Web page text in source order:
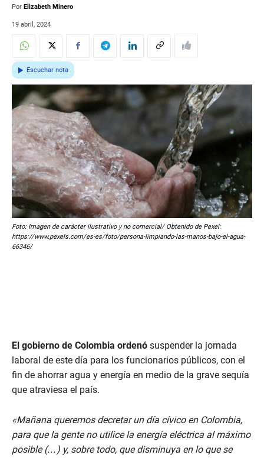
Por Elizabeth Minero
19 abril, 2024
Escuchar nota
Foto: Imagen de carácter ilustrativo y no comercial/ Obtenido de Pexel:
https://www.pexels.com/es-es/foto/persona-limpiando-las-manos-bajo-el-agua-
66346/
El gobierno de Colombia ordenó suspender la jornada
laboral de este día para los funcionarios públicos, con el
fin de ahorrar agua y energía en medio de la grave sequía
que atraviesa el país.
«Mañana queremos decretar un día cívico en Colombia,
para que la gente no utilice la energía eléctrica al máximo
posible (…) y, sobre todo, que disminuya en lo que se